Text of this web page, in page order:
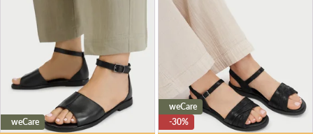
weCare
weCare
-30%